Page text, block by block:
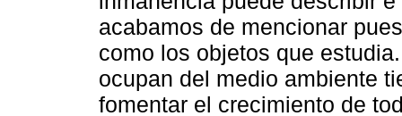
acabamos de mencionar
como los objetos que
ocupan del medio ambiente
fomentar el crecimiento de